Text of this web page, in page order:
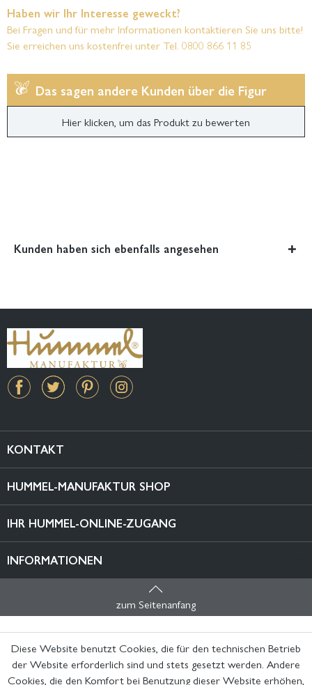
Haben wir Ihr Interesse geweckt?
Bei Fragen und für mehr Informationen kontaktieren Sie uns bitte!
Sie erreichen uns kostenfrei unter Tel. 0800 866 11 85
Das sagen andere Kunden über die Figur
Hier klicken, um das Produkt zu bewerten
Kunden haben sich ebenfalls angesehen
KONTAKT
HUMMEL-MANUFAKTUR SHOP
IHR HUMMEL-ONLINE-ZUGANG
INFORMATIONEN
zum Seitenanfang
Diese Website benutzt Cookies, die für den technischen Betrieb
der Website erforderlich sind und stets gesetzt werden. Andere
Cookies, die den Komfort bei Benutzung dieser Website erhöhen,